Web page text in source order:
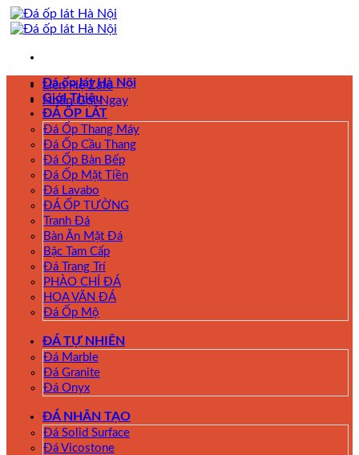
Skip
to
Liên Hệ Zalo
Nhấn Gọi Ngay
Đá ốp lát Hà Nội
Giới Thiệu
ĐÁ ỐP LÁT
Đá Ốp Thang Máy
Đá Ốp Cầu Thang
Đá Ốp Bàn Bếp
Đá Ốp Mặt Tiền
Đá Lavabo
ĐÁ ỐP TƯỜNG
Tranh Đá
Bàn Ăn Mặt Đá
Bậc Tam Cấp
Đá Trang Trí
PHÀO CHỈ ĐÁ
HOA VĂN ĐÁ
Đá Ốp Mộ
ĐÁ TỰ NHIÊN
Đá Marble
Đá Granite
Đá Onyx
ĐÁ NHÂN TẠO
Đá Solid Surface
Đá Vicostone